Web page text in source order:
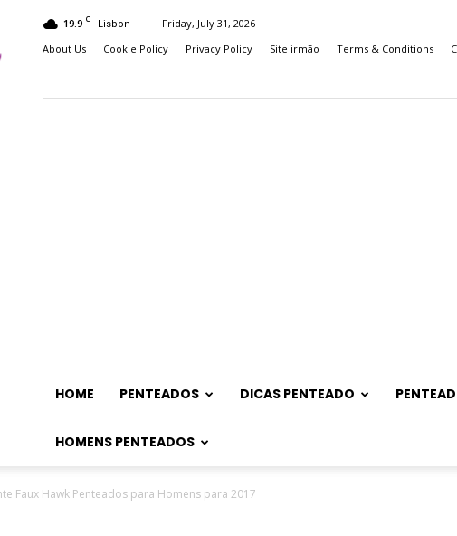
19.9 C Lisbon
Friday, July 31, 2026
About Us
Cookie Policy Privacy Policy Site irmão Terms & Conditions
HOME PENTEADOS DICAS PENTEADO
HOMENS PENTEADOS
Faux Hawk Penteados para Homens para 2017